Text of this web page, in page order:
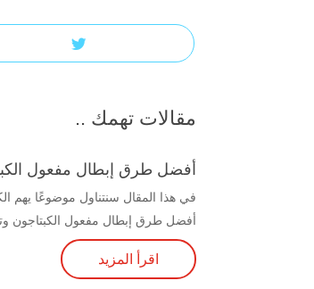
مقالات تهمك ..
أفضل طرق إبطال مفعول
في هذا المقال سنتناول موضوعًا يهم
أفضل طرق إبطال مفعول الكبتاجون
اقرأ المزيد